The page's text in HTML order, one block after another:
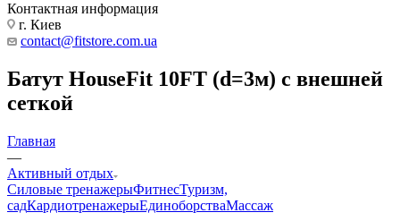
Контактная информация
г. Киев
contact@fitstore.com.ua
Батут HouseFit 10FT (d=3м) с внешней
сеткой
Главная
—
Активный отдых
Силовые тренажерыФитнесТуризм,
садКардиотренажерыЕдиноборстваМассаж